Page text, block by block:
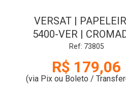
VERSAT |
5400-VER |
FABRIMAR
Ref: 73805
R$ 179,06
(via Pix ou Boleto /